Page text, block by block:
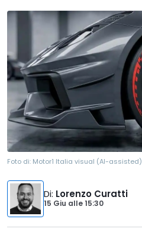
Foto di: Motor1 Italia visual (AI-assisted)
Di: Lorenzo Curatti
15 Giu alle15:30